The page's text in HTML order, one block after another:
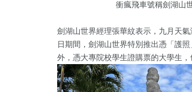
衝瘋飛車號稱劍湖山
劍湖山世界經理張華紋表示，九月天
日期間，劍湖山世界特別推出憑「護
外，憑大專院校學生證購票的大學生